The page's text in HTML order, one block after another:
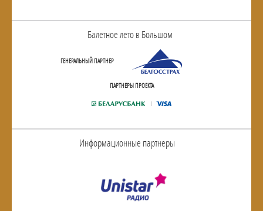
Балетное лето в Большом
ГЕНЕРАЛЬНЫЙ ПАРТНЕР
ПАРТНЕРЫ ПРОЕКТА
Информационные партнеры